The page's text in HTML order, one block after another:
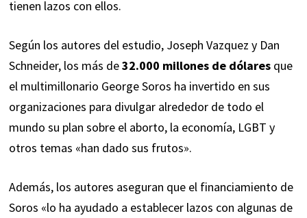
tienen lazos con ellos.
Según los autores del estudio, Joseph Vazquez y Dan
Schneider, los más de32.000 millones de dólaresque
el multimillonario George Soros ha invertido en sus
organizaciones para divulgar alrededor de todo el
mundo su plan sobre el aborto, la economía, LGBT y
otros temas «han dado sus frutos».
Además, los autores aseguran que el financiamiento de
Soros «lo ha ayudado a establecer lazos con algunas de